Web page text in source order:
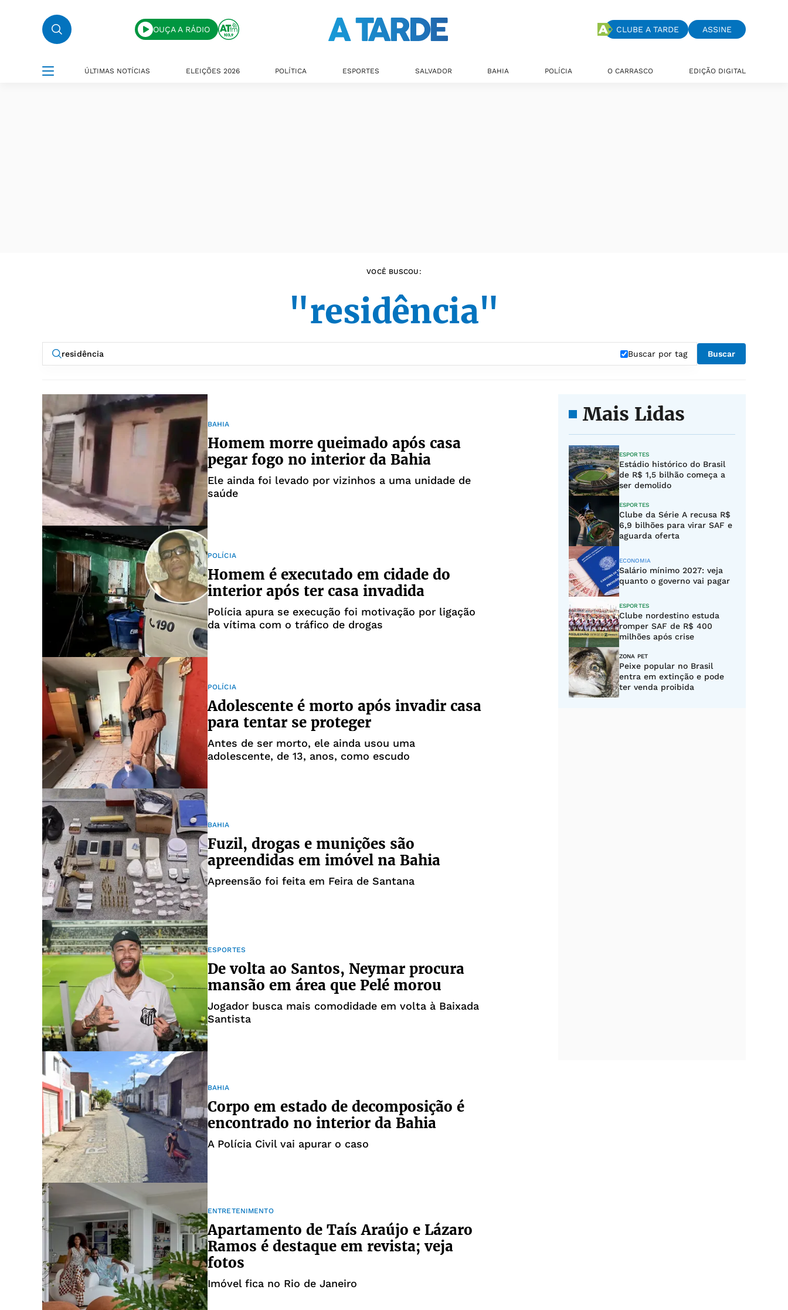
OUÇA A RÁDIO CLUBE A TARDE ASSINE
ÚLTIMAS NOTÍCIAS ELEIÇÕES 2026 POLÍTICA ESPORTES SALVADOR BAHIA POLÍCIA O CARRASCO EDIÇÃO DIGITAL
VOCÊ BUSCOU:
"residência"
Buscar por tag Buscar
BAHIA
Homem morre queimado após casa
pegar fogo no interior da Bahia
Ele ainda foi levado por vizinhos a uma unidade de
saúde
POLÍCIA
Homem é executado em cidade do
interior após ter casa invadida
Polícia apura se execução foi motivação por ligação
da vítima com o tráfico de drogas
POLÍCIA
Adolescente é morto após invadir casa
para tentar se proteger
Antes de ser morto, ele ainda usou uma
adolescente, de 13, anos, como escudo
BAHIA
Fuzil, drogas e munições são
apreendidas em imóvel na Bahia
Apreensão foi feita em Feira de Santana
ESPORTES
De volta ao Santos, Neymar procura
mansão em área que Pelé morou
Jogador busca mais comodidade em volta à Baixada
Santista
BAHIA
Corpo em estado de decomposição é
encontrado no interior da Bahia
A Polícia Civil vai apurar o caso
ENTRETENIMENTO
Apartamento de Taís Araújo e Lázaro
Ramos é destaque em revista; veja
fotos
Imóvel fica no Rio de Janeiro
Mais Lidas
ESPORTES
Estádio histórico do Brasil
de R$ 1,5 bilhão começa a
ser demolido
ESPORTES
Clube da Série A recusa R$
6,9 bilhões para virar SAF e
aguarda oferta
ECONOMIA
Salário mínimo 2027: veja
quanto o governo vai pagar
ESPORTES
Clube nordestino estuda
romper SAF de R$ 400
milhões após crise
ZONA PET
Peixe popular no Brasil
entra em extinção e pode
ter venda proibida